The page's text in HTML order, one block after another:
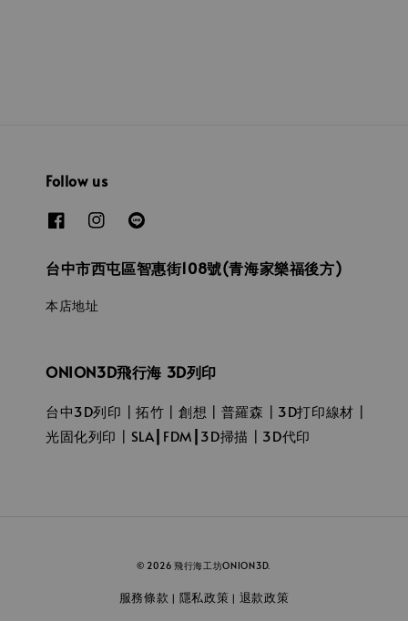
Follow us
台中市西屯區智惠街108號(青海家樂福後方)
本店地址
ONION3D飛行海 3D列印
台中3D列印┃拓竹┃創想┃普羅森┃3D打印線材┃
光固化列印┃SLA┃FDM┃3D掃描┃3D代印
© 2026 飛行海工坊ONION3D.
服務條款 | 隱私政策 | 退款政策